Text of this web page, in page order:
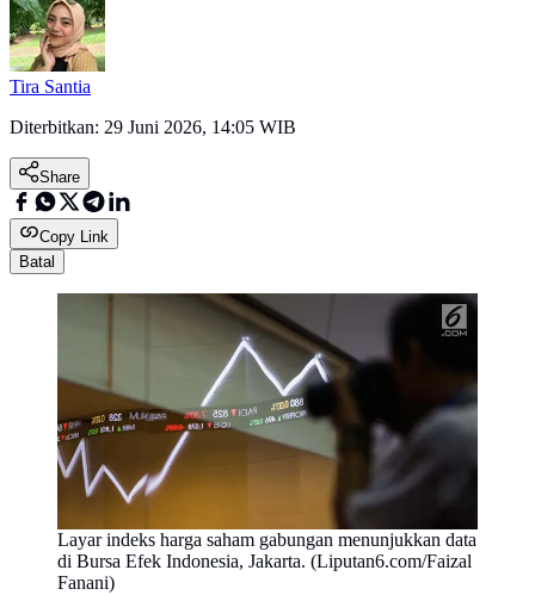
Tira Santia
Diterbitkan: 29 Juni 2026, 14:05 WIB
Share
Copy Link
Batal
Layar indeks harga saham gabungan menunjukkan data
di Bursa Efek Indonesia, Jakarta. (Liputan6.com/Faizal
Fanani)